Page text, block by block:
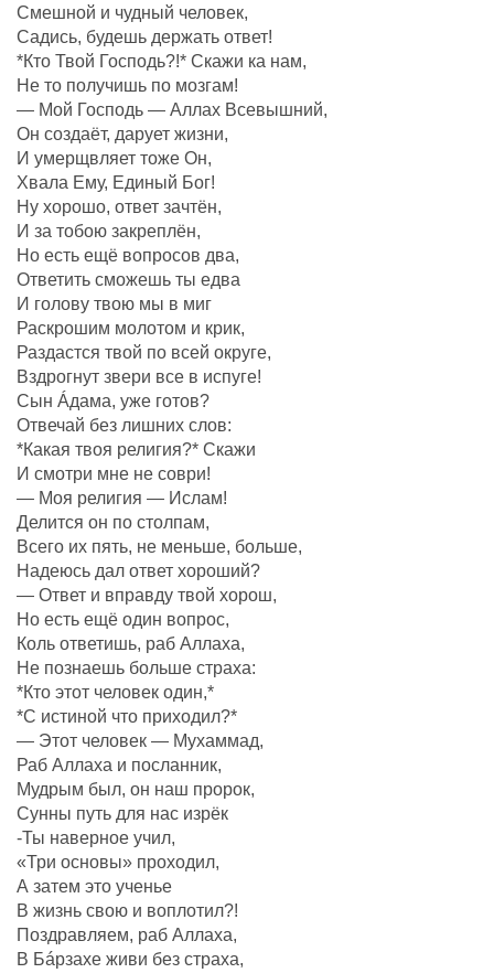
Смешной и чудный человек,
Садись, будешь держать ответ!
*Кто Твой Господь?!* Скажи ка нам,
Не то получишь по мозгам!
— Мой Господь — Аллах Всевышний,
Он создаëт, дарует жизни,
И умерщвляет тоже Он,
Хвала Ему, Единый Бог!
Ну хорошо, ответ зачтëн,
И за тобою закреплëн,
Но есть ещё вопросов два,
Ответить сможешь ты едва
И голову твою мы в миг
Раскрошим молотом и крик,
Раздастся твой по всей округе,
Вздрогнут звери все в испуге!
Сын Áдама, уже готов?
Отвечай без лишних слов:
*Какая твоя религия?* Скажи
И смотри мне не соври!
— Моя религия — Ислам!
Делится он по столпам,
Всего их пять, не меньше, больше,
Надеюсь дал ответ хороший?
— Ответ и вправду твой хорош,
Но есть ещё один вопрос,
Коль ответишь, раб Аллаха,
Не познаешь больше страха:
*Кто этот человек один,*
*С истиной что приходил?*
— Этот человек — Мухаммад,
Раб Аллаха и посланник,
Мудрым был, он наш пророк,
Сунны путь для нас изрёк
-Ты наверное учил,
«Три основы» проходил,
А затем это ученье
В жизнь свою и воплотил?!
Поздравляем, раб Аллаха,
В Бáрзахе живи без страха,